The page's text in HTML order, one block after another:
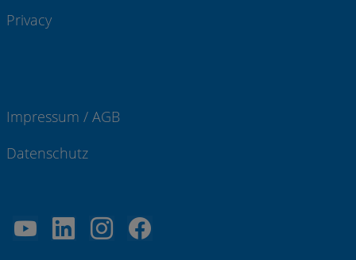
Privacy
Impressum / AGB
Datenschutz